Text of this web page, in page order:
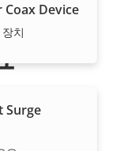
Coax Device
치
Surge